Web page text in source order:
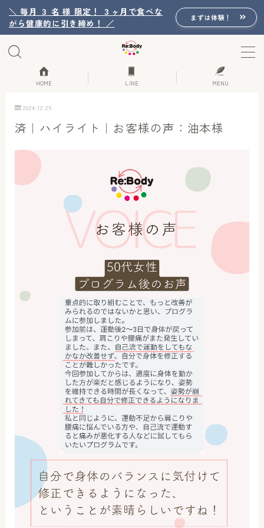
＼ 毎月 ３ 名 様 限定！ ３ヶ月で食べな
がら健康的に引き締め！ ／
まずは体験！
MENU
Re:Bodyの想い
初回体験詳細
Re:Bodyのメニュー
記事カテゴリー一覧
プロフィール
お問い合わせ
HOME LINE MENU
2024.12.25
済｜ハイライト｜お客様の声：油本様